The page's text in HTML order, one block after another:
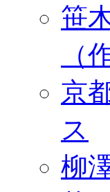
笹
（
京
ス
柳